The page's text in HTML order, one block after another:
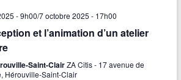
c
e
I
L
E
i
- 9h00/7 octobre 2025 - 17h00
et l’animation d’un atelier
Saint-ClairZA Citis - 17 avenue de
Hérouville-Saint-Clair